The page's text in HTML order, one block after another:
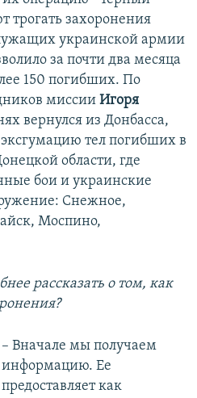
трогать захоронения
украинской армии
за почти два месяца
150 погибших. По
миссии Игоря
вернулся из Донбасса,
тел погибших в
области, где
бои и украинские
Снежное,
Моспино,
рассказать о том, как
– Вначале мы получаем
информацию. Ее
предоставляет как